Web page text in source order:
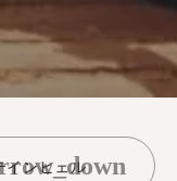
インヒェル